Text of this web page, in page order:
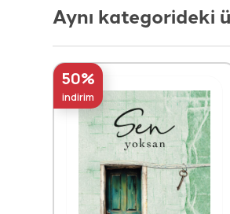
Aynı kategorideki
50%
indirim